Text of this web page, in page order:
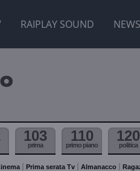
RAIPLAY SOUND NEWS
103
prima
110
primo piano
120
politica
Prima serata Tv Almanacco